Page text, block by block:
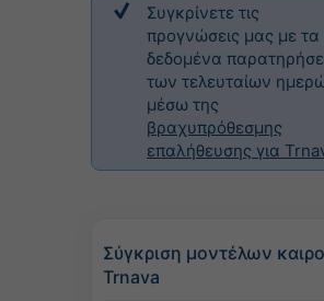
Συγκρίνετε τις
προγνώσεις μας με τα
δεδομένα
των τελευταίων
μέσω της
βραχυπρόθεσμης
επαλήθευσης για
Σύγκριση μοντέλων
Trnava